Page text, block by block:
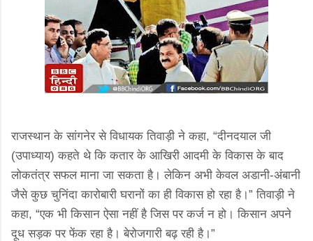
राजस्थान के सांगनेर से विधायक तिवाड़ी ने कहा, “दीनदयाल जी
(उपाध्याय) कहते थे कि कतार के आखिरी आदमी के विकास के बाद
लोकतंत्र सफल माना जा सकता है। लेकिन अभी केवल अडानी-अंबानी
जैसे कुछ चुनिंदा कारोबारी घरानों का ही विकास हो रहा है।” तिवाड़ी ने
कहा, “एक भी किसान ऐसा नहीं है जिस पर कर्ज न हो। किसान अपने
दूध सड़क पर फेंक रहा है। बेरोजगारी बढ़ रही है।”